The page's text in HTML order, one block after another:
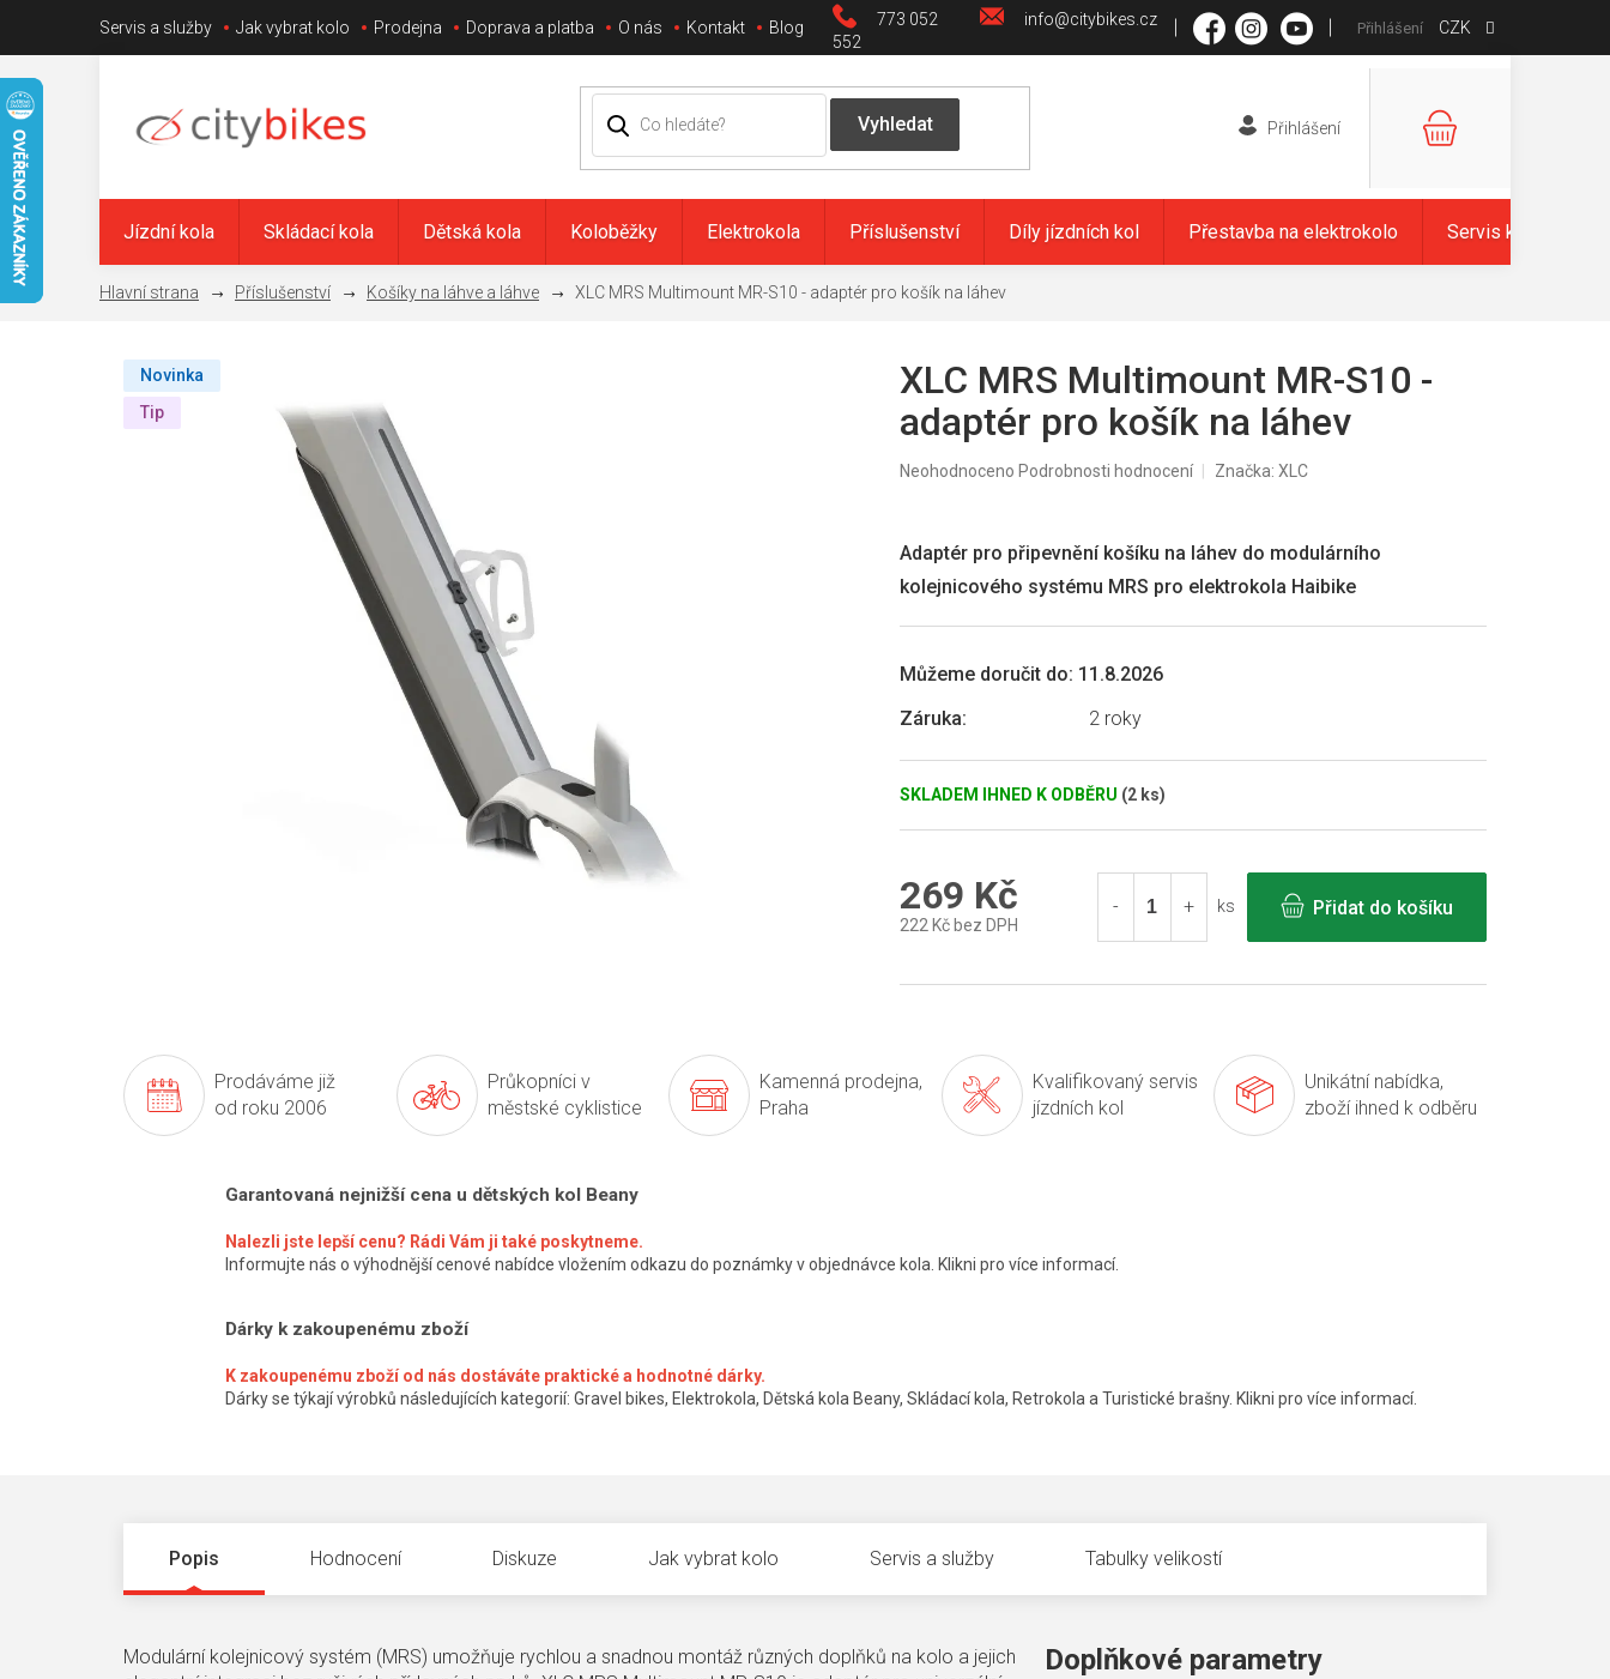
obsah
773 052
552
info@citybikes.cz
Servis a služby Jak vybrat kolo Prodejna Doprava a platba O nás Kontakt Blog CZK
Přihlášení
NÁKUPNÍ
Jízdní kola Skládací kola Dětská kola Koloběžky Elektrokola Příslušenství Díly jízdních kol Přestavba na elektrokolo Servis kol
Příslušenství Košíky na láhve a láhve XLC MRS Multimount MR-S10 - adaptér pro košík na láhev
Novinka
Tip
SKLADEM IHNED K ODBĚRU (2 ks)
Můžeme doručit do: 11.8.2026
Záruka: 2 roky
Adaptér pro připevnění košíku na láhev do modulárního
kolejnicového systému MRS pro elektrokola Haibike
XLC MRS Multimount MR-S10 -
adaptér pro košík na láhev
Průměrné
0,0
5
Neohodnoceno Podrobnosti hodnocení Značka: XLC
269 Kč
222 Kč bez DPH
ks Přidat do košíku
Prodáváme již
od roku 2006
Průkopníci v
městské cyklistice
Kamenná prodejna,
Praha
Kvalifikovaný servis
jízdních kol
Unikátní nabídka,
zboží ihned k odběru
Garantovaná nejnižší cena u dětských kol Beany
Nalezli jste lepší cenu? Rádi Vám ji také poskytneme.
Informujte nás o výhodnější cenové nabídce vložením odkazu do poznámky v objednávce kola. Klikni pro více informací.
Dárky k zakoupenému zboží
K zakoupenému zboží od nás dostáváte praktické a hodnotné dárky.
Dárky se týkají výrobků následujících kategorií: Gravel bikes, Elektrokola, Dětská kola Beany, Skládací kola, Retrokola a Turistické brašny. Klikni pro více informací.
Popis Hodnocení Diskuze Jak vybrat kolo Servis a služby Tabulky velikostí
Modulární kolejnicový systém (MRS) umožňuje rychlou a snadnou montáž různých doplňků na kolo a jejich
Doplňkové parametry